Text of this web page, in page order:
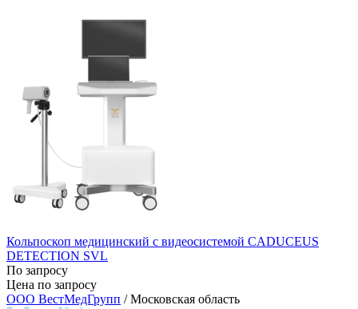
Кольпоскоп медицинский с видеосистемой CADUCEUS
DETECTION SVL
По запросу
Цена по запросу
ООО ВестМедГрупп / Московская область